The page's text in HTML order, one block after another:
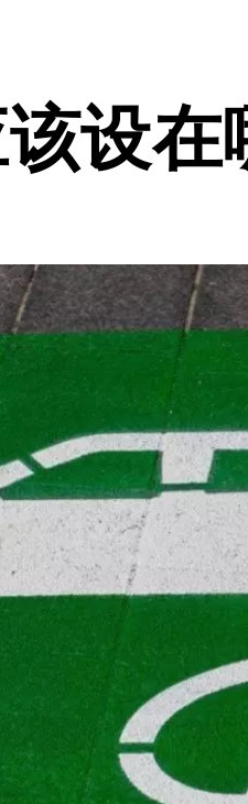
设在